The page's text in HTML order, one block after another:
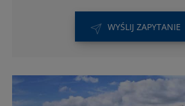
WYŚLIJ ZAPYTANIE